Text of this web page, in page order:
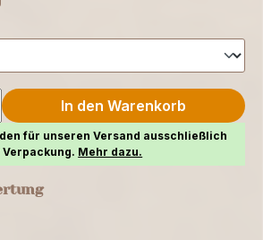
In den Warenkorb
für unseren Versand ausschließlich
Mehr dazu.